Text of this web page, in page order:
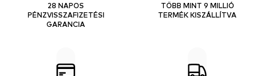
28 NAPOS
PÉNZVISSZAFIZETÉSI
GARANCIA
TÖBB MINT 9 MILLIÓ
TERMÉK KISZÁLLÍTVA